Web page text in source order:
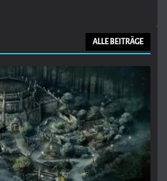
ALLE BEITRÄGE